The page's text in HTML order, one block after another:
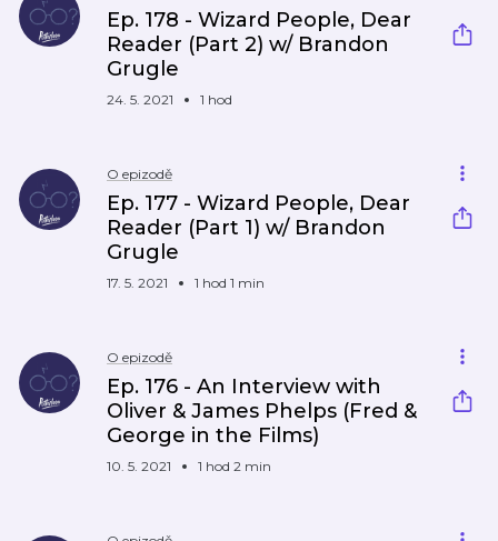
Ep. 178 - Wizard People, Dear
Reader (Part 2) w/ Brandon
Grugle
24. 5. 2021 1 hod
O epizodě
Ep. 177 - Wizard People, Dear
Reader (Part 1) w/ Brandon
Grugle
17. 5. 2021 1 hod 1 min
O epizodě
Ep. 176 - An Interview with
Oliver & James Phelps (Fred &
George in the Films)
10. 5. 2021 1 hod 2 min